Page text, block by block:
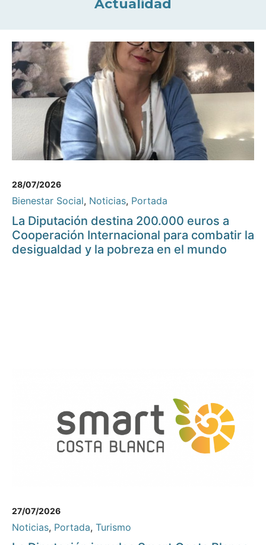
Actualidad
28/07/2026
Bienestar Social, Noticias, Portada
La Diputación destina 200.000 euros a
Cooperación Internacional para combatir la
desigualdad y la pobreza en el mundo
27/07/2026
Noticias, Portada, Turismo